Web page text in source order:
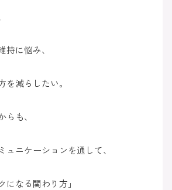
持に悩み、
を減らしたい。
も、
ュニケーションを通して、
になる関わり方」